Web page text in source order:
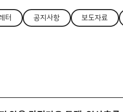
터 공지사항 보도자료